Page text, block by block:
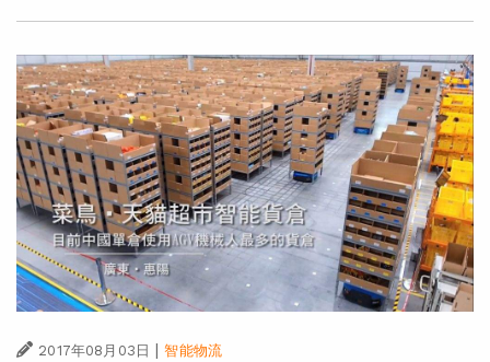
2017年08月03日 | 智能物流